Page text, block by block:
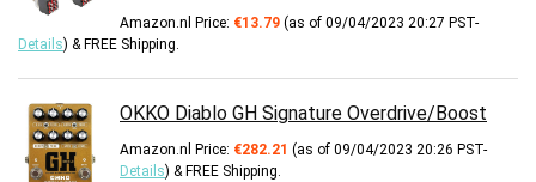
Amazon.nl Price: €13.79 (as of 09/04/2023 20:27 PST-
Details) & FREE Shipping.
OKKO Diablo GH Signature Overdrive/Boost
Amazon.nl Price: €282.21 (as of 09/04/2023 20:26 PST-
Details) & FREE Shipping.